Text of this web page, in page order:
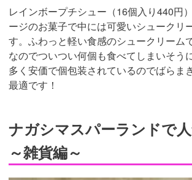
レインボープチシュー（16個入り440円
ージのお菓子で中には可愛いシュークリ
す。ふわっと軽い食感のシュークリーム
なのでついつい何個も食べてしまいそう
多く安価で個包装されているのでばらま
最適です！
ナガシマスパーランドで
～雑貨編～